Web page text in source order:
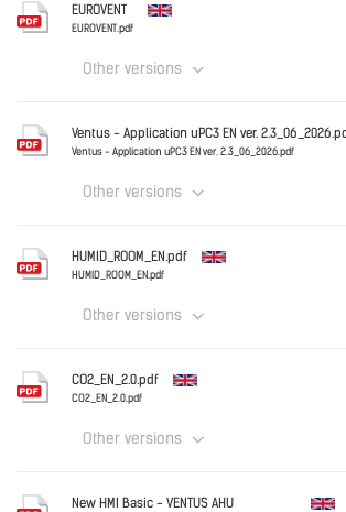
Download
EUROVENT
EUROVENT.pdf
Other versions
Ventus - Application uPC3 EN ver.
Ventus - Application uPC3 EN ver. 2.3_06_2026.pdf
Other versions
HUMID_ROOM_EN.pdf
HUMID_ROOM_EN.pdf
Other versions
CO2_EN_2.0.pdf
CO2_EN_2.0.pdf
Other versions
New HMI Basic - VENTUS AHU